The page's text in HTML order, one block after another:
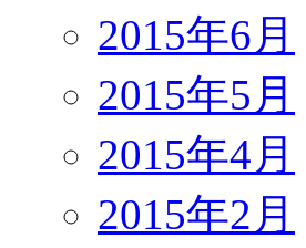
2015年6月
2015年5月
2015年4月
2015年2月